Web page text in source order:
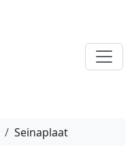
Seinaplaat